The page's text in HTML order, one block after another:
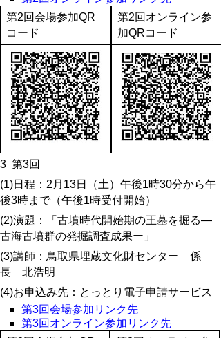
第2回会場参加QR
コード
第2回オンライン参
加QRコード
3 第3回
(1)日程：2月13日（土）午後1時30分から午
後3時まで（午後1時受付開始）
(2)演題：「古墳時代開始期の王墓を掘る―
古海古墳群の発掘調査成果ー」
(3)講師：鳥取県埋蔵文化財センター 係
長 北浩明
(4)お申込み先：とっとり電子申請サービス
第3回会場参加リンク先
第3回オンライン参加リンク先